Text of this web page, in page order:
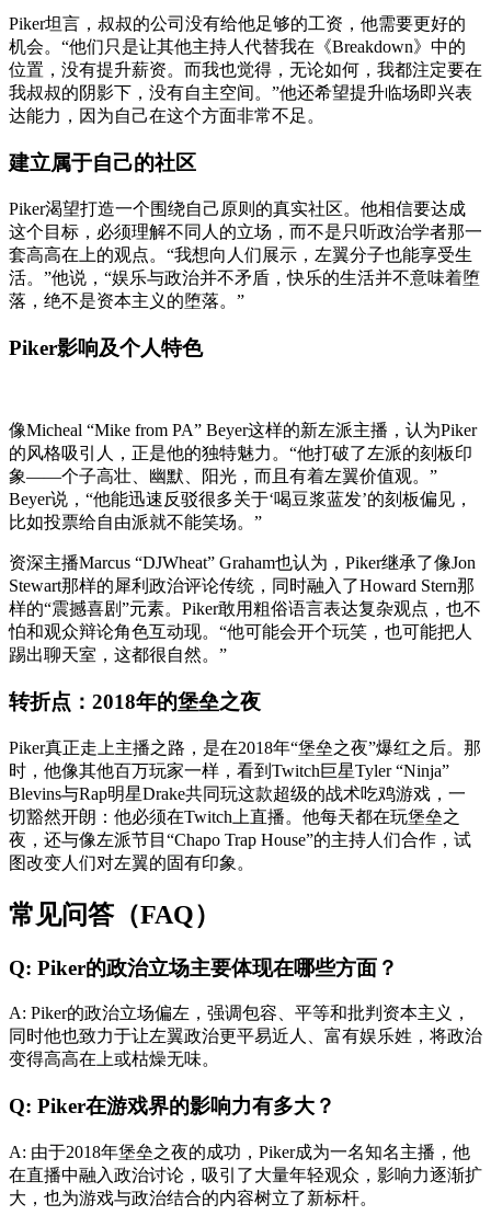
Piker坦言，叔叔的公司没有给他足够的工资，他需要更好的
机会。“他们只是让其他主持人代替我在《Breakdown》中的
位置，没有提升薪资。而我也觉得，无论如何，我都注定要在
我叔叔的阴影下，没有自主空间。”他还希望提升临场即兴表
达能力，因为自己在这个方面非常不足。
建立属于自己的社区
Piker渴望打造一个围绕自己原则的真实社区。他相信要达成
这个目标，必须理解不同人的立场，而不是只听政治学者那一
套高高在上的观点。“我想向人们展示，左翼分子也能享受生
活。”他说，“娱乐与政治并不矛盾，快乐的生活并不意味着堕
落，绝不是资本主义的堕落。”
Piker影响及个人特色
像Micheal “Mike from PA” Beyer这样的新左派主播，认为Piker
的风格吸引人，正是他的独特魅力。“他打破了左派的刻板印
象——个子高壮、幽默、阳光，而且有着左翼价值观。”
Beyer说，“他能迅速反驳很多关于‘喝豆浆蓝发’的刻板偏见，
比如投票给自由派就不能笑场。”
资深主播Marcus “DJWheat” Graham也认为，Piker继承了像Jon
Stewart那样的犀利政治评论传统，同时融入了Howard Stern那
样的“震撼喜剧”元素。Piker敢用粗俗语言表达复杂观点，也不
怕和观众辩论角色互动现。“他可能会开个玩笑，也可能把人
踢出聊天室，这都很自然。”
转折点：2018年的堡垒之夜
Piker真正走上主播之路，是在2018年“堡垒之夜”爆红之后。那
时，他像其他百万玩家一样，看到Twitch巨星Tyler “Ninja”
Blevins与Rap明星Drake共同玩这款超级的战术吃鸡游戏，一
切豁然开朗：他必须在Twitch上直播。他每天都在玩堡垒之
夜，还与像左派节目“Chapo Trap House”的主持人们合作，试
图改变人们对左翼的固有印象。
常见问答（FAQ）
Q: Piker的政治立场主要体现在哪些方面？
A: Piker的政治立场偏左，强调包容、平等和批判资本主义，
同时他也致力于让左翼政治更平易近人、富有娱乐姓，将政治
变得高高在上或枯燥无味。
Q: Piker在游戏界的影响力有多大？
A: 由于2018年堡垒之夜的成功，Piker成为一名知名主播，他
在直播中融入政治讨论，吸引了大量年轻观众，影响力逐渐扩
大，也为游戏与政治结合的内容树立了新标杆。